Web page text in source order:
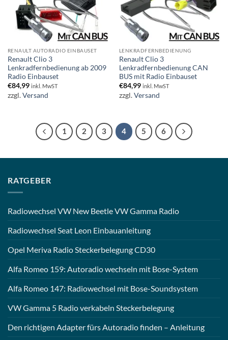
RENAULT AUTORADIO EINBAUSET
Renault Clio 3
Lenkradfernbedienung ab 2009
Radio Einbauset
€84,99 inkl. MwST
zzgl.Versand
LENKRADFERNBEDIENUNG
Renault Clio 3
Lenkradfernbedienung CAN
BUS mit Radio Einbauset
€84,99 inkl. MwST
zzgl.Versand
1 2 3 4 5 6
RATGEBER
Radiowechsel VW New Beetle VW Gamma Radio
Radiowechsel Seat Leon Einbauanleitung
Opel Meriva Radio Steckerbelegung CD30
Alfa Romeo 159: Autoradio wechseln mit Bose-System
Alfa Romeo 147: Radiowechsel mit Bose-Soundsystem
VW Gamma 5 Radio verkabeln Steckerbelegung
Den richtigen Adapter fürs Autoradio finden – Anleitung